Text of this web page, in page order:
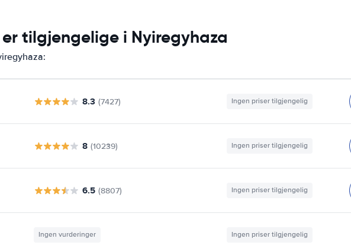
tilgjengelige i Nyiregyhaza
8.3 (7427) Ingen priser tilgjengelig
8 (10239) Ingen priser tilgjengelig
6.5 (8807) Ingen priser tilgjengelig
Ingen vurderinger Ingen priser tilgjengelig